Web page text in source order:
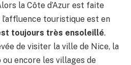
la Côte d’Azur est faite
touristique est en
toujours très ensoleillé.
de visiter la ville de Nice, la
encore les villages de